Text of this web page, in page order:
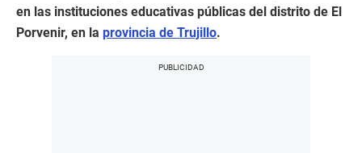
en las instituciones educativas públicas del distrito de El
Porvenir, en la provincia de Trujillo.